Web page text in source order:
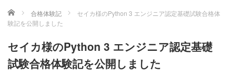
ホーム 合格体験記
セイカ様のPython 3 エンジニア認定基礎試験合格体
験記を公開しました
セイカ様のPython 3 エンジニア認定基礎
試験合格体験記を公開しました